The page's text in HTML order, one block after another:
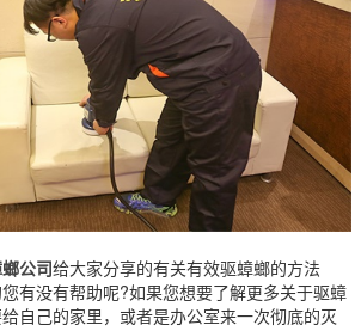
公司给大家分享的有关有效驱蟑螂的方法
有没有帮助呢?如果您想要了解更多关于驱蟑
自己的家里，或者是办公室来一次彻底的灭